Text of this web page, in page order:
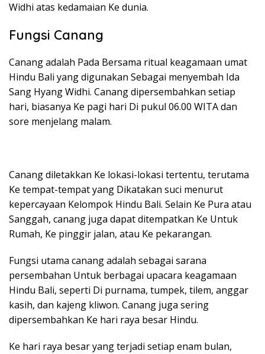
Widhi atas kedamaian Ke dunia.
Fungsi Canang
Canang adalah Pada Bersama ritual keagamaan umat
Hindu Bali yang digunakan Sebagai menyembah Ida
Sang Hyang Widhi. Canang dipersembahkan setiap
hari, biasanya Ke pagi hari Di pukul 06.00 WITA dan
sore menjelang malam.
Canang diletakkan Ke lokasi-lokasi tertentu, terutama
Ke tempat-tempat yang Dikatakan suci menurut
kepercayaan Kelompok Hindu Bali. Selain Ke Pura atau
Sanggah, canang juga dapat ditempatkan Ke Untuk
Rumah, Ke pinggir jalan, atau Ke pekarangan.
Fungsi utama canang adalah sebagai sarana
persembahan Untuk berbagai upacara keagamaan
Hindu Bali, seperti Di purnama, tumpek, tilem, anggar
kasih, dan kajeng kliwon. Canang juga sering
dipersembahkan Ke hari raya besar Hindu.
Ke hari raya besar yang terjadi setiap enam bulan,